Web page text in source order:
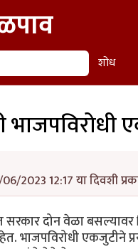
शोध
भाजपविरोधी
06/2023 12:17 या दिवशी
सरकार दोन वेळा बसल्यावर
भाजपविरोधी एकजुटीने